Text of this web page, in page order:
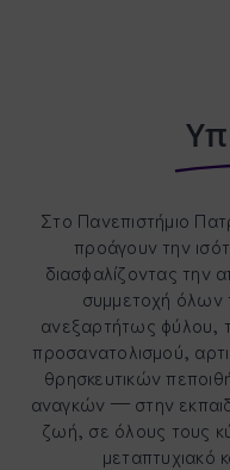
Στο Πανεπιστήμιο
προάγουν την
διασφαλίζοντας την
συμμετοχή
ανεξαρτήτως φύλου,
προσανατολισμού,
θρησκευτικών
αναγκών — στην
ζωή, σε όλους τους
μεταπτυχιακό